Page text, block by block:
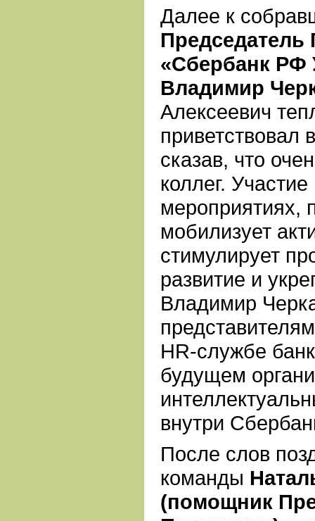
Далее к
«Сбербанк РФ
Владимир
Алексеевич
приветствовал
сказав, что
коллег.
мероприятиях,
мобилизует
стимулирует
развитие и
Владимир
HR-службе
будущем
внутри
После слов
команды
(помощник